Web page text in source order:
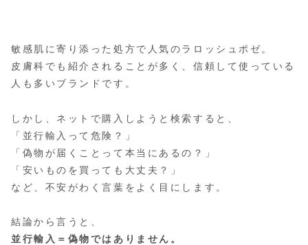
敏感肌に寄り添った処方で人気のラロッシュポゼ。
皮膚科でも紹介されることが多く、信頼して使っている
人も多いブランドです。
しかし、ネットで購入しようと検索すると、
「並行輸入って危険？」
「偽物が届くことって本当にあるの？」
「安いものを買っても大丈夫？」
など、不安がわく言葉をよく目にします。
結論から言うと、
並行輸入＝偽物ではありません。